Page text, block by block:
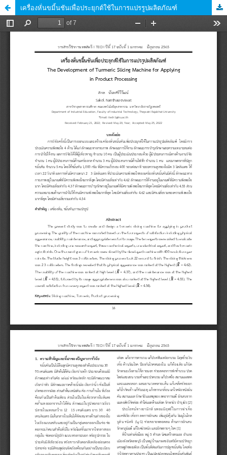
เครื่องหั่นขมิ้นชันเพื่อประยุกต์ใช้ในการแปรรูปผลิตภัณฑ์